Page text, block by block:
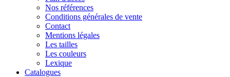
Nos références
Conditions générales de vente
Contact
Mentions légales
Les tailles
Les couleurs
Lexique
Catalogues